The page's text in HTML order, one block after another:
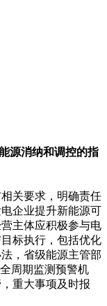
源消纳和调控的指
关要求，明确责任
企业提升新能源可
主体应积极参与电
标执行，包括优化
，省级能源主管部
周期监测预警机
重大事项及时报